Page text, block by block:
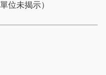
位未揭示）